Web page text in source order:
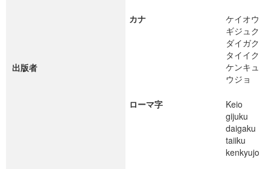
出版者
カナ
ケイオウ
ギジュク
ダイガク
タイイク
ケンキュ
ウジョ
ローマ字
Keio
gijuku
daigaku
taiiku
kenkyujo